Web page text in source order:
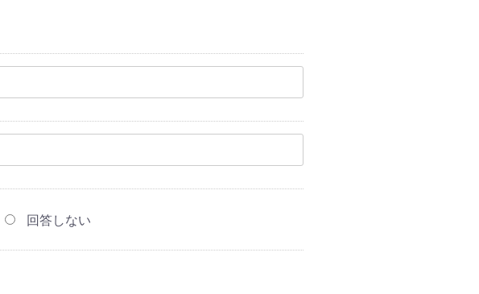
回答しない